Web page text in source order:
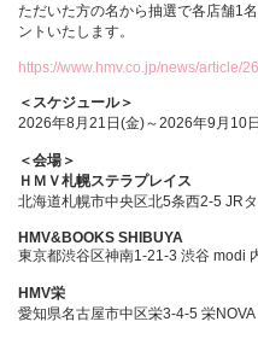
ただいた方の名から抽選で各店舗1
ントいたします。
https://www.hmv.co.jp/news/article/
＜スケジュール＞
2026年8月21日(金)～2026年9月10
＜会場＞
ＨＭＶ札幌ステラプレイス
北海道札幌市中央区北5条西2-5 JR
HMV&BOOKS SHIBUYA
東京都渋谷区神南1-21-3 渋谷 modi
HMV栄
愛知県名古屋市中区栄3-4-5 栄NOVA